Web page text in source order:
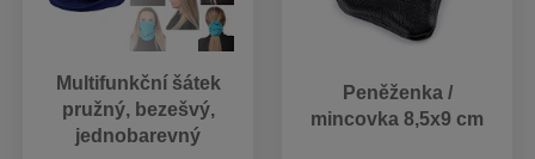
Multifunkční šátek
pružný, bezešvý,
jednobarevný
Peněženka /
mincovka 8,5x9 cm